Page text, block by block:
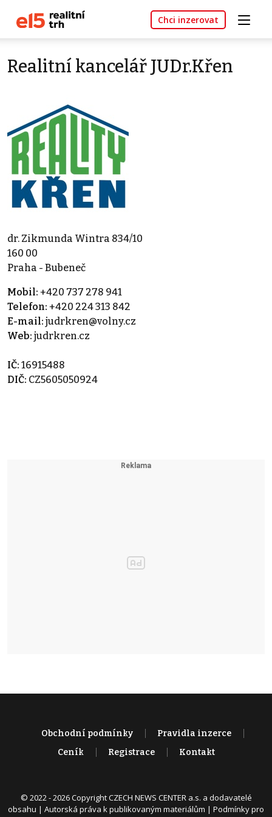
Chci inzerovat
Realitní kancelář JUDr.Křen
dr. Zikmunda Wintra 834/10
160 00
Praha - Bubeneč
Mobil: +420 737 278 941
Telefon: +420 224 313 842
E-mail: judrkren@volny.cz
Web: judrkren.cz
IČ: 16915488
DIČ: CZ5605050924
Obchodní podmínky
Pravidla inzerce
Ceník
Registrace Kontakt
© 2022 - 2026 Copyright CZECH NEWS CENTER a.s. a dodavatelé
obsahu | Autorská práva k publikovaným materiálům | Podmínky pro